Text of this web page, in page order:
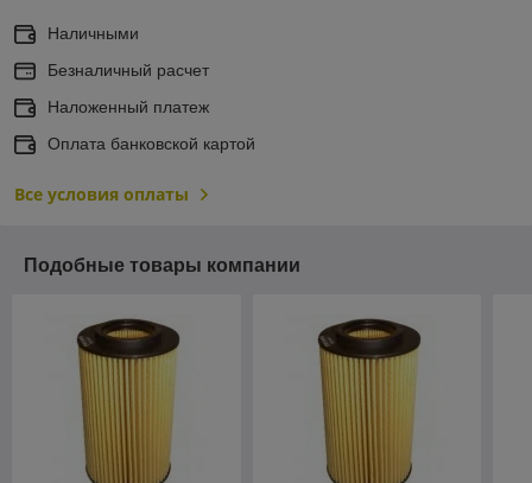
Наличными
Безналичный расчет
Наложенный платеж
Оплата банковской картой
Все условия оплаты
Подобные товары компании